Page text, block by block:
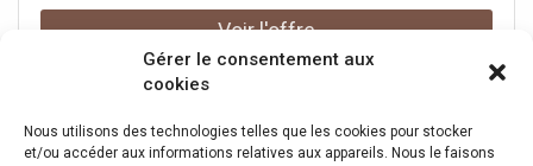
Gérer le consentement aux
cookies
Nous utilisons des technologies telles que les cookies pour stocker
et/ou accéder aux informations relatives aux appareils. Nous le faisons
utilisation fréquente, été comme hiver. La ,finition
AeroSkin, à l’aspect texturé, offre une ,excellente
résistance à l’usure ,et garantit une durabilité
accrue.Son ,profil aérodynamique ,limite les nuisances
à vos affaires est simplifié grâce au ,système d’ouverture
DualSide, permettant d’ouvrir le coffre par les deux côtés